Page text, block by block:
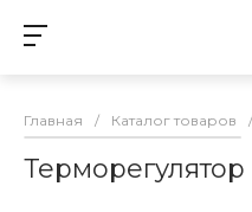
Главная / Каталог товаров /